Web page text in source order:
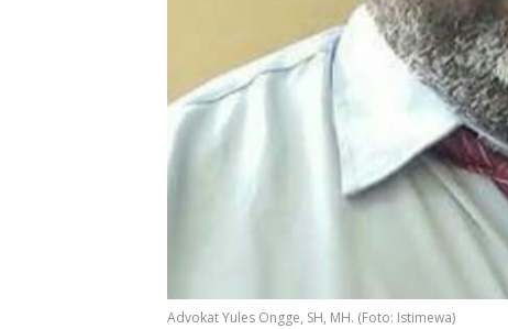
Advokat Yules Ongge, SH, MH. (Foto: Istimewa)